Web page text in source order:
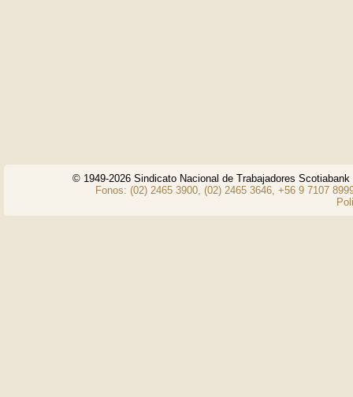
© 1949-2026 Sindicato Nacional de Trabajadores
Fonos: (02) 2465 3900, (02) 2465 3646, +56 9 7107